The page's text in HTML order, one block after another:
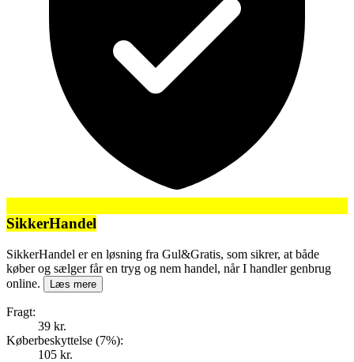
SikkerHandel
SikkerHandel er en løsning fra Gul&Gratis, som sikrer, at både
køber og sælger får en tryg og nem handel, når I handler genbrug
online.
Læs mere
Fragt:
39 kr.
Køberbeskyttelse (7%):
105 kr.